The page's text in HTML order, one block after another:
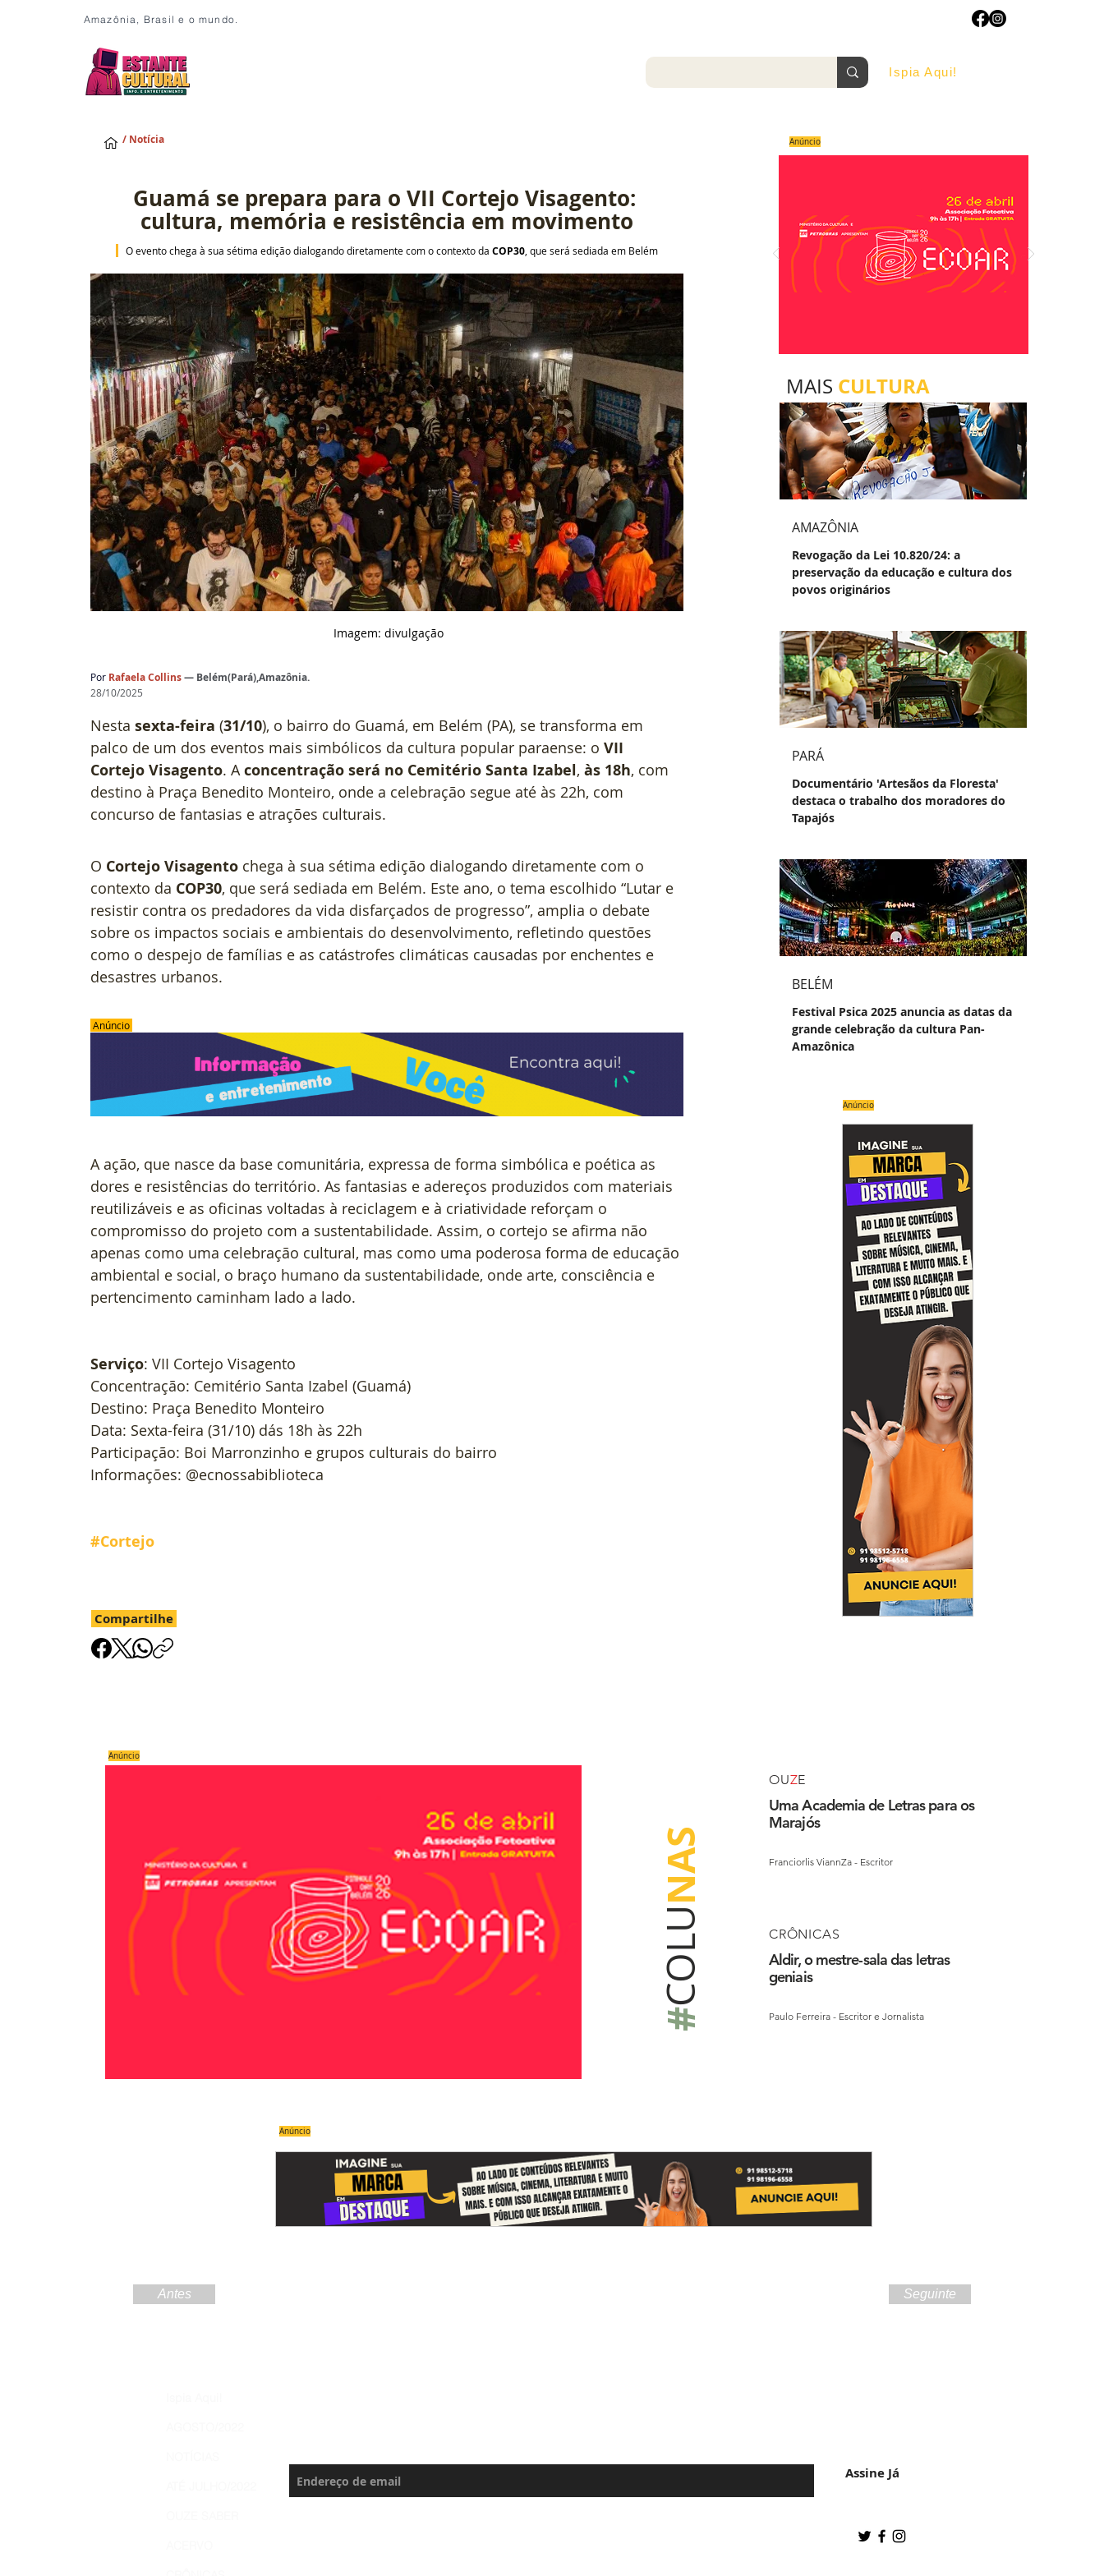
Amazônia, Brasil e o mundo.
Ispia Aqui!
/ Notícia
Guamá se prepara para o VII Cortejo Visagento:
cultura, memória e resistência em movimento
O evento chega à sua sétima edição dialogando diretamente com o contexto da COP30 , que será sediada em Belém
Imagem: divulgação
Por Rafaela Collins — Belém(Pará),Amazônia.
28/10/2025
Nesta sexta-feira (31/10), o bairro do Guamá, em Belém (PA), se transforma em
palco de um dos eventos mais simbólicos da cultura popular paraense: o VII
Cortejo Visagento. A concentração será no Cemitério Santa Izabel, às 18h, com
destino à Praça Benedito Monteiro, onde a celebração segue até às 22h, com
concurso de fantasias e atrações culturais.
O Cortejo Visagento chega à sua sétima edição dialogando diretamente com o
contexto da COP30, que será sediada em Belém. Este ano, o tema escolhido “Lutar e
resistir contra os predadores da vida disfarçados de progresso”, amplia o debate
sobre os impactos sociais e ambientais do desenvolvimento, refletindo questões
como o despejo de famílias e as catástrofes climáticas causadas por enchentes e
desastres urbanos.
Anúncio
A ação, que nasce da base comunitária, expressa de forma simbólica e poética as
dores e resistências do território. As fantasias e adereços produzidos com materiais
reutilizáveis e as oficinas voltadas à reciclagem e à criatividade reforçam o
compromisso do projeto com a sustentabilidade. Assim, o cortejo se afirma não
apenas como uma celebração cultural, mas como uma poderosa forma de educação
ambiental e social, o braço humano da sustentabilidade, onde arte, consciência e
pertencimento caminham lado a lado.
Serviço: VII Cortejo Visagento
Concentração: Cemitério Santa Izabel (Guamá)
Destino: Praça Benedito Monteiro
Data: Sexta-feira (31/10) dás 18h às 22h
Participação: Boi Marronzinho e grupos culturais do bairro
Informações: @ecnossabiblioteca
#Cortejo
Compartilhe
Anúncio
MAIS CULTURA
AMAZÔNIA
Revogação da Lei 10.820/24: a
preservação da educação e cultura dos
povos originários
PARÁ
Documentário 'Artesãos da Floresta'
destaca o trabalho dos moradores do
Tapajós
BELÉM
Festival Psica 2025 anuncia as datas da
grande celebração da cultura Pan-
Amazônica
Anúncio
#
COLU
NAS
OUZE
Uma Academia de Letras para os
Marajós
Franciorlis ViannZa - Escritor
CRÔNICAS
Aldir, o mestre-sala das letras
geniais
Paulo Ferreira - Escritor e Jornalista
Anúncio
Anúncio
Antes Seguinte
Assine Já